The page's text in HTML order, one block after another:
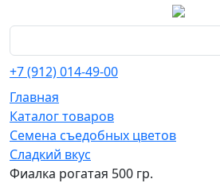
+7 (912) 014-49-00
Главная
Каталог товаров
Семена съедобных цветов
Сладкий вкус
Фиалка рогатая 500 гр.